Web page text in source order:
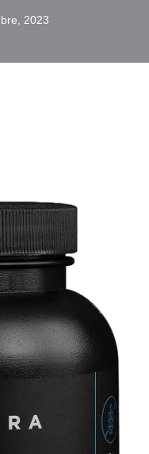
2023